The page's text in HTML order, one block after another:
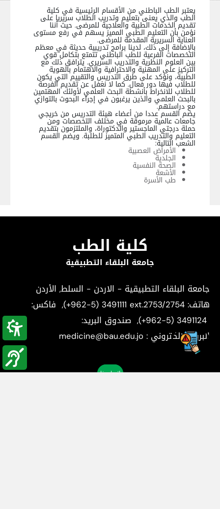
يعتبر الطب الباطني من الأقسام الرئيسية في كلية
الطب والذي يعنى بتعليم وتدريب الطلاب سريريا على
تقديم الخدمات الطبية والعلاجية للمرضى. حيث أننا
نؤمن بأن التعليم الطبي المميز يسهم في رفع مستوى
العناية السريرية المقدمة للمرضى.
بالإضافة إلى ذلك، لدينا برامج تدريبية حديثة في معظم
التخصصات الفرعية للطب الباطني تتمتع بتكامل قوي
بين العلوم النظرية والتدريب السريري. يترافق ذلك مع
التركيز على المهنية والاحترافية والاهتمام بالهوية
الطبية، ونؤكد على طرق التدريس والتقييم التي يكون
للطلاب فيها دور فعال. كما لا نغفل عن تقديم الفرصة
للطلاب للانخراط بأنشطة البحث العلمي لأولئك المهتمين
بالبحث العلمي والذين يرغبون في إجراء البحوث بالتوازي
مع دراستهم.
يضم القسم عددا من أعضاء هيئة التدريس من خريجي
جامعات عالمية مرموقة في مختلف التخصصات ومن
حملة درجتي الماجستير والدكتوراة، والملتزمون بتقديم
التعليم والتدريب الطبي المتميز للطلبة. ويضم القسم
الشعب التالية:
الأمراض العصبية
الجلدية
الصحة النفسية
الأشعة
طب الأسرة
كلية الطب
جامعة البلقاء التطبيقية
جامعة البلقاء التطبيقية - الاردن - السلط, الأردن
هاتف:(+962-5) 3491111 ext.2753/2754, فاكس:
(+962-5) 3491124, صندوق البريد:
البريد الإلكتروني : medicine@bau.edu.jo
اتصل بنا